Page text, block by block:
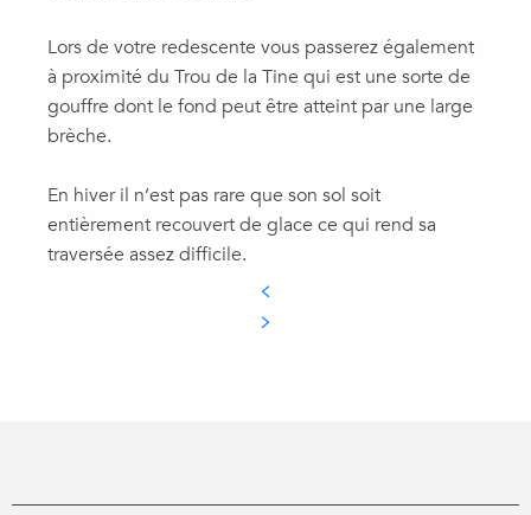
Lors de votre redescente vous passerez également
à proximité du Trou de la Tine qui est une sorte de
gouffre dont le fond peut être atteint par une large
brèche.
En hiver il n’est pas rare que son sol soit
entièrement recouvert de glace ce qui rend sa
traversée assez difficile.